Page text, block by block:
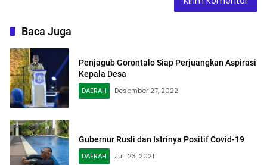
Baca Juga
Penjagub Gorontalo Siap Perjuangkan Aspirasi
Kepala Desa
DAERAH
Desember 27, 2022
Gubernur Rusli dan Istrinya Positif Covid-19
DAERAH
Juli 23, 2021